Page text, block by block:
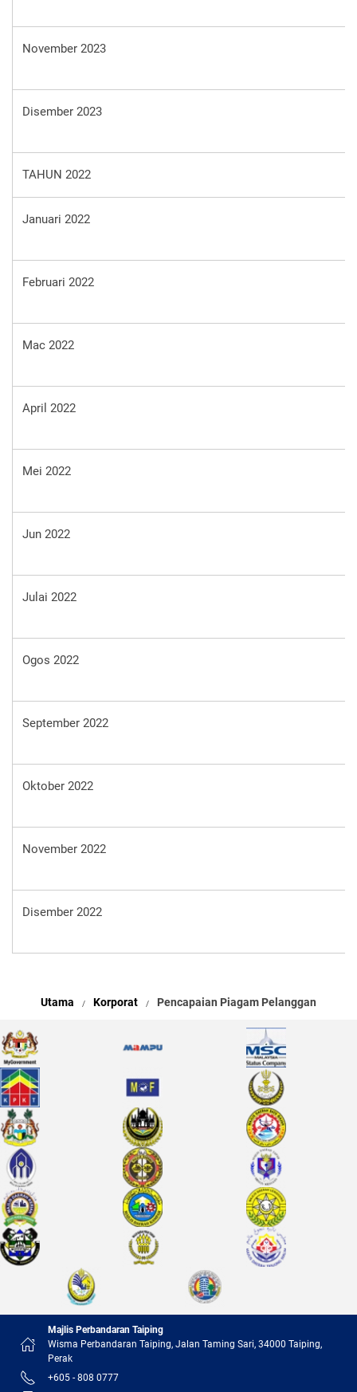
November 2023
Disember 2023
TAHUN 2022
Januari 2022
Februari 2022
Mac 2022
April 2022
Mei 2022
Jun 2022
Julai 2022
Ogos 2022
September 2022
Oktober 2022
November 2022
Disember 2022
Utama Korporat Pencapaian Piagam Pelanggan
Majlis Perbandaran Taiping
Wisma Perbandaran Taiping, Jalan Taming Sari, 34000 Taiping,
Perak
+605 - 808 0777